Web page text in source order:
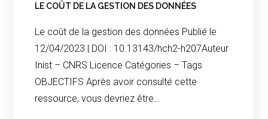
LE COÛT DE LA GESTION DES DONNÉES
Le coût de la gestion des données Publié le
12/04/2023 | DOI : 10.13143/hch2-h207Auteur
Inist – CNRS Licence Catégories – Tags
OBJECTIFS Après avoir consulté cette
ressource, vous devriez être…